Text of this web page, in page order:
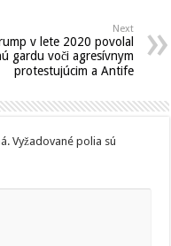
Next
v lete 2020 povolal
gardu voči agresívnym
protestujúcim a Antife
Vyžadované polia sú